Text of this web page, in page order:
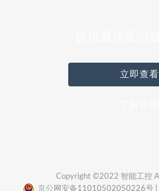
立即查看
Copyright ©2022 智能工控
京公网安备11010502050226号 |